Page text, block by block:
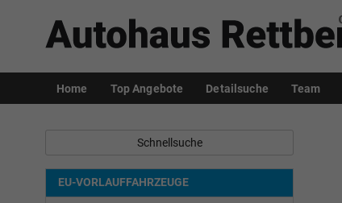
Home Top Angebote Detailsuche Team
Schnellsuche
EU-VORLAUFFAHRZEUGE